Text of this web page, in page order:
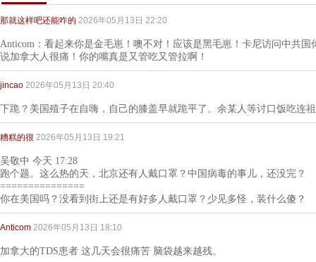
那就这样吧还能咋的 2026年05月13日 22:20
Anticom：看起来你是金毛崽！噢不对！应该是黑毛崽！卡尼访问中共
说加拿大人很痛！你的嘴真是又管吃又管拉啊！
jincao 2026年05月13日 20:40
下跪？美国殖子在自嗨，自己的膝盖早就跪平了。余某人等讨口饭吃连
糟糕的很 2026年05月13日 19:21
吴敬中 今天 17:28
跑个题。这么热的天，北京还有人戴口罩？中国病毒的事儿，还没完？
===============
你在美国吗？没看到街上还是有好多人戴口罩？少见多怪，装什么傻？
Anticom 2026年05月13日 18:10
加拿大的TDS患者 这几天会很痛苦 脑袋越来越残。